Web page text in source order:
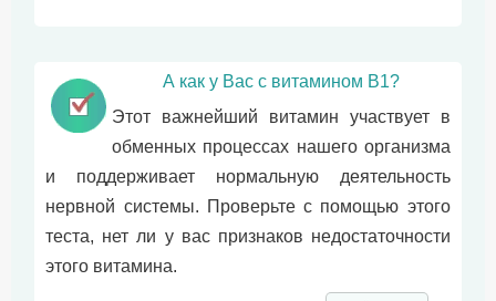
А как у Вас с витамином B1?
Этот важнейший витамин участвует в
обменных процессах нашего организма
и поддерживает нормальную деятельность
нервной системы. Проверьте с помощью этого
теста, нет ли у вас признаков недостаточности
этого витамина.